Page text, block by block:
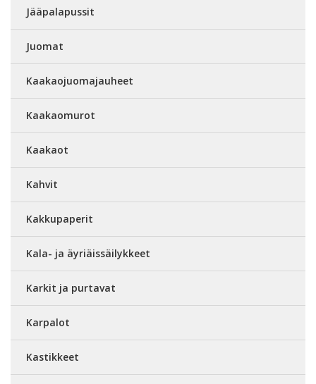
Jääpalapussit
Juomat
Kaakaojuomajauheet
Kaakaomurot
Kaakaot
Kahvit
Kakkupaperit
Kala- ja äyriäissäilykkeet
Karkit ja purtavat
Karpalot
Kastikkeet